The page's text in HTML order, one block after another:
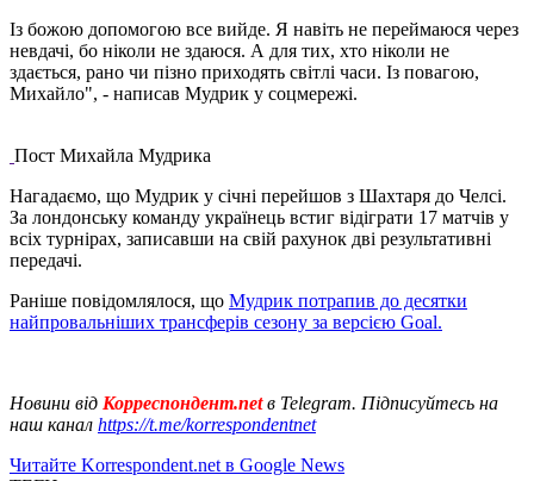
Із божою допомогою все вийде. Я навіть не переймаюся через
невдачі, бо ніколи не здаюся. А для тих, хто ніколи не
здається, рано чи пізно приходять світлі часи. Із повагою,
Михайло", - написав Мудрик у соцмережі.
Пост Михайла Мудрика
Нагадаємо, що Мудрик у січні перейшов з Шахтаря до Челсі.
За лондонську команду українець встиг відіграти 17 матчів у
всіх турнірах, записавши на свій рахунок дві результативні
передачі.
Раніше повідомлялося, що Мудрик потрапив до десятки
найпровальніших трансферів сезону за версією Goal.
Новини від Корреспондент.netв Telegram. Підписуйтесь на
наш канал https://t.me/korrespondentnet
Читайте Korrespondent.net в Google News